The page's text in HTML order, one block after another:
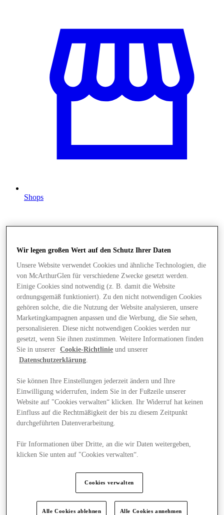
Shops
Angebote
Wir legen großen Wert auf den Schutz Ihrer Daten
Unsere Website verwendet Cookies und ähnliche Technologien, die
von McArthurGlen für verschiedene Zwecke gesetzt werden.
Einige Cookies sind notwendig (z. B. damit die Website
ordnungsgemäß funktioniert). Zu den nicht notwendigen Cookies
gehören solche, die die Nutzung der Website analysieren, unsere
Marketingkampagnen anpassen und die Werbung, die Sie sehen,
personalisieren. Diese nicht notwendigen Cookies werden nur
gesetzt, wenn Sie ihnen zustimmen. Weitere Informationen finden
Sie in unserer
Cookie-Richtlinie und unserer
Datenschutzerklärung.
Sie können Ihre Einstellungen jederzeit ändern und Ihre
Einwilligung widerrufen, indem Sie in der Fußzeile unserer
Website auf "Cookies verwalten“ klicken. Ihr Widerruf hat keinen
Einfluss auf die Rechtmäßigkeit der bis zu diesem Zeitpunkt
durchgeführten Datenverarbeitung.
Für Informationen über Dritte, an die wir Daten weitergeben,
klicken Sie unten auf "Cookies verwalten“.
Cookies verwalten
Alle Cookies ablehnen Alle Cookies annehmen